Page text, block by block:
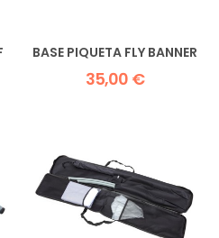
BASE PIQUETA FLY BANNER
35,00 €